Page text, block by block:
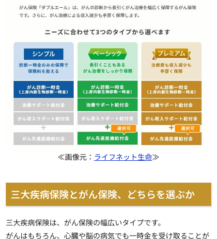
≪画像元： ライフネット生命≫
三大疾病保険とがん保険、どちらを選ぶか
三大疾病保険は、がん保険の幅広いタイプです。
がんはもちろん、心臓や脳の病気でも一時金を受け取ることが